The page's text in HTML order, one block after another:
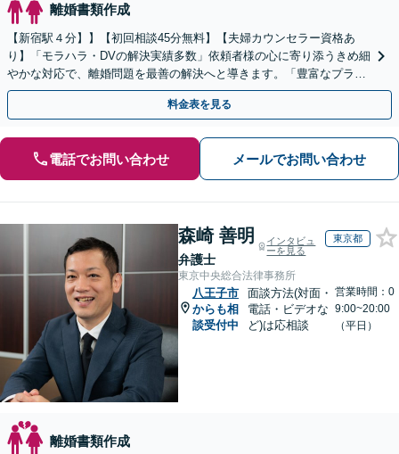
離婚書類作成
【新宿駅４分】】【初回相談45分無料】【夫婦カウンセラー資格あ
り】「モラハラ・DVの解決実績多数」依頼者様の心に寄り添うきめ細
やかな対応で、離婚問題を最善の解決へと導きます。「豊富なプラン
で一人一人に最適なサポートを提案」【ビデオ面談可】
料金表を見る
電話でお問い合わせ メールでお問い合わせ
森崎 善明
弁護士
インタビュ
ーを見る
東京都
東京中央総合法律事務所
八王子市
からも相
談受付中
面談方法(対面・
電話・ビデオな
ど)は応相談
営業時間：0
9:00~20:00
（平日）
離婚書類作成